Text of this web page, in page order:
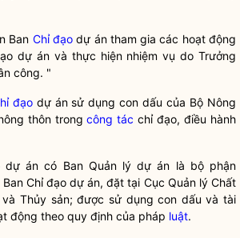
Ban Chỉ đạo dự án tham gia các hoạt động
dự án và thực hiện nhiệm vụ do Trưởng
công. "
đạodự án sử dụng con dấu của Bộ Nông
thôn trongcông tác chỉ đạo, điều hành
dự án có Ban Quản lý dự án là bộ phận
Chỉ đạodự án, đặt tại Cục Quản lý Chất
và Thủy sản; được sử dụng con dấu và tài
động theo quy định của pháp luật.